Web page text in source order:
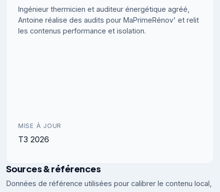
Ingénieur thermicien et auditeur énergétique agréé,
Antoine réalise des audits pour MaPrimeRénov' et relit
les contenus performance et isolation.
MISE À JOUR
T3 2026
Sources & références
Données de référence utilisées pour calibrer le contenu local,